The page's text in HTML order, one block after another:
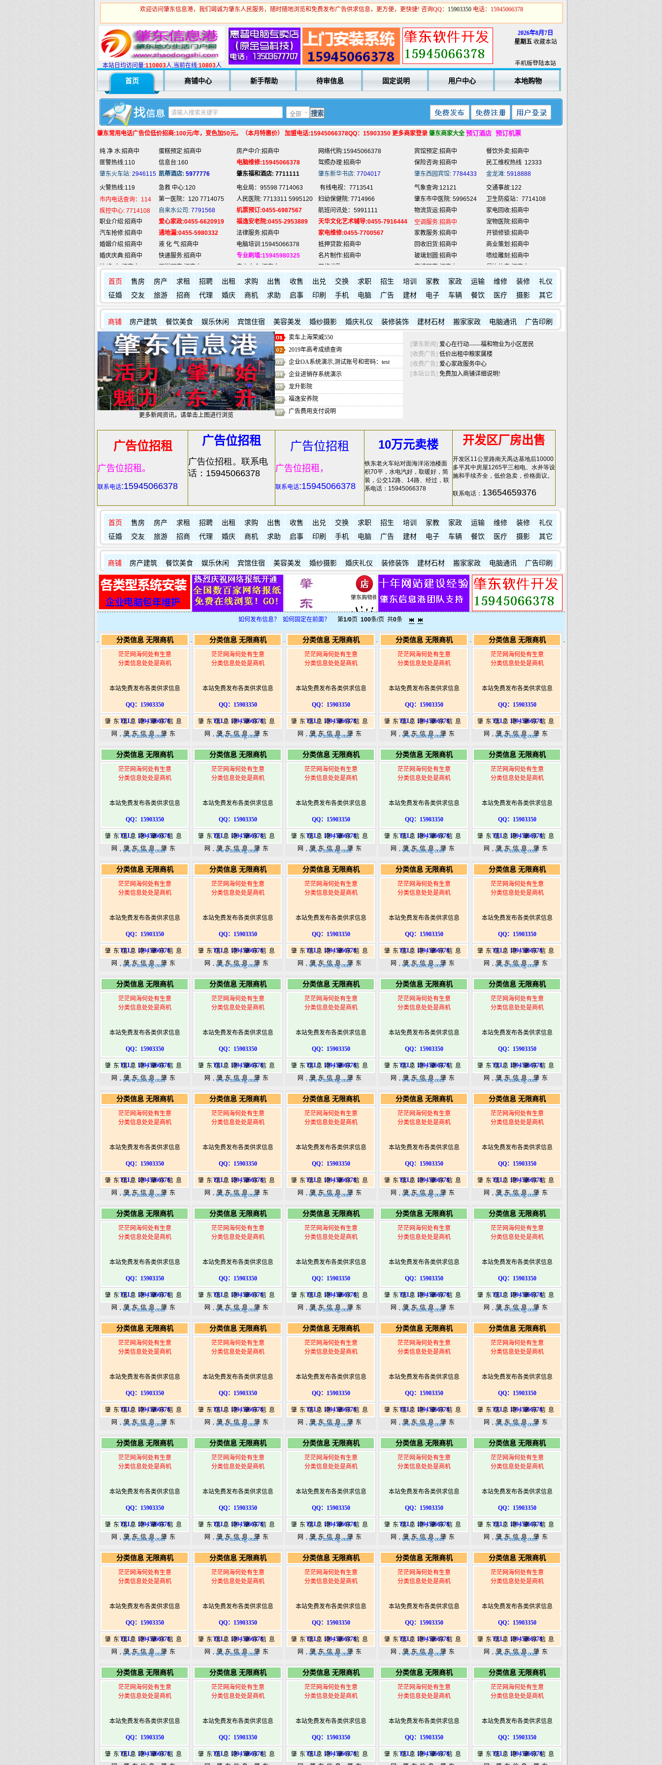
欢迎访问肇东信息港，我们竭诚为肇东人民服务，随时随地浏览和免费发布广告供求信息，更方便，更快捷! 咨询QQ： 15903350 电话：15945066378
本站日均访问量:110803人,当前在线:10803人
2026年8月7日
星期五 收藏本站
手机版登陆本站
首页 商铺中心 新手帮助 待审信息 固定说明 用户中心 本地购物
全部
肇东常用电话广告位低价招商:100元/年，变色加50元。（本月特惠价） 加盟电话:15945066378QQ：15903350 更多商家登录 肇东商家大全 预订酒店 预订机票
火警热线:119 急救 中心:120 电业局：95598 7714063 有线电视：7713541 气象查询:12121
交通事故:122
市内电话查询：114
第一医院：120 7714075 人民医院: 7713311 5995120 妇幼保健院: 7714966 肇东市中医院: 5996524
卫生防疫站：7714108
7714108 自来水公司:7791568 机票预订:0455-6987567 航班问讯处：5991111 物流货运:招商中
家电回收:招商中
职业介绍:招商中
爱心家政:0455-6620919
汽车抢修:招商中
通地漏:0455-5980332 法律服务:招商中 家教服务:招商中
开锁修锁:招商中
婚姻介绍:招商中
液 化 气:招商中 电脑培训:15945066378 抵押贷款:招商中 回收旧货:招商中
商业策划:招商中
婚庆庆典:招商中
快递服务:招商中 专业刷墙:15945980325 玻璃划圆:招商中
喷绘雕刻:招商中
匪警热线:110
信息台:160 电脑维修:15945066378 驾照办理:招商中 保险咨询:招商中 民工维权热线12333
肇东火车站:2946115 凯蒂酒店:5977776 肇东福和酒店: 7711111 肇东新华书店:7704017 肇东西园宾馆:7784433 金龙滩:5918888
火警热线:119
急救 中心:120 电业局：95598 7714063 有线电视：7713541 气象查询:12121
交通事故:122
市内电话查询：114
第一医院：120 7714075 人民医院: 7713311 5995120 妇幼保健院: 7714966 肇东市中医院: 5996524
卫生防疫站：7714108
疾控中心:7714108 自来水公司: 7791568 机票预订:0455-6987567 航班问讯处：5991111 物流货运:招商中
家电回收:招商中
职业介绍:招商中
爱心家政:0455-6620919 福逸安老院:0455-2953889 天华文化艺术辅导:0455-7916444 空调服务:招商中
宠物医院:招商中
汽车抢修:招商中
通地漏:0455-5980332 法律服务:招商中 家电维修:0455-7700567 家教服务:招商中
开锁修锁:招商中
婚姻介绍:招商中
液 化 气:招商中 电脑培训:15945066378 抵押贷款:招商中 回收旧货:招商中
商业策划:招商中
婚庆庆典:招商中
快递服务:招商中 专业刷墙:15945980325 名片制作:招商中 玻璃划圆:招商中
喷绘雕刻:招商中
纯 净 水:招商中
蛋糕预定:招商中 房产中介:招商中 网络代购:15945066378 宾馆预定:招商中
餐饮外卖:招商中
匪警热线:110
信息台:160 电脑维修:15945066378 驾照办理:招商中 保险咨询:招商中 民工维权热线12333
肇东火车站:2946115 凯蒂酒店:5977776 肇东福和酒店: 7711111 肇东新华书店: 7704017 肇东西园宾馆:7784433 金龙滩: 5918888
首页 售房 房产 求租 招聘 出租 求购 出售 收售 出兑 交换 求职 招生 培训 家教 家政 运输 维修 装修
礼仪
征婚
交友 旅游 招商 代理 婚庆 商机 求助 启事 印刷 手机 电脑 广告 建材 电子 车辆 餐饮 医疗 摄影 其它
商铺 房产建筑 餐饮美食 娱乐休闲 宾馆住宿 美容美发 婚纱摄影 婚庆礼仪 装修装饰 建材石材 搬家家政 电脑通讯
广告印刷
其它店铺
更多新闻资讯，请单击上图进行浏览
卖车上海荣威550
2019年高考成绩查询
企业OA系统演示,测试账号和密码：test
企业进销存系统演示
龙升影院
福逸安养院
广告费用支付说明
[肇东新闻] 爱心在行动——福和物业为小区居民发放蔬菜包
[收费广告] 低价出租中粮家属楼
[收费广告] 爱心家政服务中心
[本站公告] 免费加入商铺详细说明!
广告位招租
广告位招租。
联系电话:15945066378
广告位招租
广告位招租。联系电
话：15945066378
广告位招租
广告位招租，
联系电话:15945066378
10万元卖楼
铁东老火车站对面海洋浴池楼面
积70平，水电汽好，取暖好，简
装，公交12路、14路、经过，联
系电话：15945066378
开发区厂房出售
开发区11公里路南天禹达基地后10000
多平其中房屋1265平三相电、水井等设
施和手续齐全，低价急卖，价格面议。
联系电话： 13654659376
首页 售房 房产 求租 招聘 出租 求购 出售 收售 出兑 交换 求职 招生 培训 家教 家政 运输 维修 装修
礼仪
征婚
交友 旅游 招商 代理 婚庆 商机 求助 启事 印刷 手机 电脑 广告 建材 电子 车辆 餐饮 医疗 摄影 其它
商铺 房产建筑 餐饮美食 娱乐休闲 宾馆住宿 美容美发 婚纱摄影 婚庆礼仪 装修装饰 建材石材 搬家家政 电脑通讯
广告印刷
其它店铺
如何发布信息？ 如何固定在前面？ 第1/0页 100条/页 共0条
分类信息 无限商机
茫茫网海何处有生意
分类信息处处是商机
本站免费发布各类供求信息
QQ：15903350
TEL：15945066378
肇东信息港,肇东信息
网,肇东信息,肇东
港|www.zhaodongshi.com
www.zdsxxg.com
分类信息 无限商机
茫茫网海何处有生意
分类信息处处是商机
本站免费发布各类供求信息
QQ：15903350
TEL：15945066378
肇东信息港,肇东信息
网,肇东信息,肇东
港|www.zhaodongshi.com
www.zdsxxg.com
分类信息 无限商机
茫茫网海何处有生意
分类信息处处是商机
本站免费发布各类供求信息
QQ：15903350
TEL：15945066378
肇东信息港,肇东信息
网,肇东信息,肇东
港|www.zhaodongshi.com
www.zdsxxg.com
分类信息 无限商机
茫茫网海何处有生意
分类信息处处是商机
本站免费发布各类供求信息
QQ：15903350
TEL：15945066378
肇东信息港,肇东信息
网,肇东信息,肇东
港|www.zhaodongshi.com
www.zdsxxg.com
分类信息 无限商机
茫茫网海何处有生意
分类信息处处是商机
本站免费发布各类供求信息
QQ：15903350
TEL：15945066378
肇东信息港,肇东信息
网,肇东信息,肇东
港|www.zhaodongshi.com
www.zdsxxg.com
分类信息 无限商机
茫茫网海何处有生意
分类信息处处是商机
本站免费发布各类供求信息
QQ：15903350
TEL：15945066378
肇东信息港,肇东信息
网,肇东信息,肇东
港|www.zhaodongshi.com
www.zdsxxg.com
分类信息 无限商机
茫茫网海何处有生意
分类信息处处是商机
本站免费发布各类供求信息
QQ：15903350
TEL：15945066378
肇东信息港,肇东信息
网,肇东信息,肇东
港|www.zhaodongshi.com
www.zdsxxg.com
分类信息 无限商机
茫茫网海何处有生意
分类信息处处是商机
本站免费发布各类供求信息
QQ：15903350
TEL：15945066378
肇东信息港,肇东信息
网,肇东信息,肇东
港|www.zhaodongshi.com
www.zdsxxg.com
分类信息 无限商机
茫茫网海何处有生意
分类信息处处是商机
本站免费发布各类供求信息
QQ：15903350
TEL：15945066378
肇东信息港,肇东信息
网,肇东信息,肇东
港|www.zhaodongshi.com
www.zdsxxg.com
分类信息 无限商机
茫茫网海何处有生意
分类信息处处是商机
本站免费发布各类供求信息
QQ：15903350
TEL：15945066378
肇东信息港,肇东信息
网,肇东信息,肇东
港|www.zhaodongshi.com
www.zdsxxg.com
分类信息 无限商机
茫茫网海何处有生意
分类信息处处是商机
本站免费发布各类供求信息
QQ：15903350
TEL：15945066378
肇东信息港,肇东信息
网,肇东信息,肇东
港|www.zhaodongshi.com
www.zdsxxg.com
分类信息 无限商机
茫茫网海何处有生意
分类信息处处是商机
本站免费发布各类供求信息
QQ：15903350
TEL：15945066378
肇东信息港,肇东信息
网,肇东信息,肇东
港|www.zhaodongshi.com
www.zdsxxg.com
分类信息 无限商机
茫茫网海何处有生意
分类信息处处是商机
本站免费发布各类供求信息
QQ：15903350
TEL：15945066378
肇东信息港,肇东信息
网,肇东信息,肇东
港|www.zhaodongshi.com
www.zdsxxg.com
分类信息 无限商机
茫茫网海何处有生意
分类信息处处是商机
本站免费发布各类供求信息
QQ：15903350
TEL：15945066378
肇东信息港,肇东信息
网,肇东信息,肇东
港|www.zhaodongshi.com
www.zdsxxg.com
分类信息 无限商机
茫茫网海何处有生意
分类信息处处是商机
本站免费发布各类供求信息
QQ：15903350
TEL：15945066378
肇东信息港,肇东信息
网,肇东信息,肇东
港|www.zhaodongshi.com
www.zdsxxg.com
分类信息 无限商机
茫茫网海何处有生意
分类信息处处是商机
本站免费发布各类供求信息
QQ：15903350
TEL：15945066378
肇东信息港,肇东信息
网,肇东信息,肇东
港|www.zhaodongshi.com
www.zdsxxg.com
分类信息 无限商机
茫茫网海何处有生意
分类信息处处是商机
本站免费发布各类供求信息
QQ：15903350
TEL：15945066378
肇东信息港,肇东信息
网,肇东信息,肇东
港|www.zhaodongshi.com
www.zdsxxg.com
分类信息 无限商机
茫茫网海何处有生意
分类信息处处是商机
本站免费发布各类供求信息
QQ：15903350
TEL：15945066378
肇东信息港,肇东信息
网,肇东信息,肇东
港|www.zhaodongshi.com
www.zdsxxg.com
分类信息 无限商机
茫茫网海何处有生意
分类信息处处是商机
本站免费发布各类供求信息
QQ：15903350
TEL：15945066378
肇东信息港,肇东信息
网,肇东信息,肇东
港|www.zhaodongshi.com
www.zdsxxg.com
分类信息 无限商机
茫茫网海何处有生意
分类信息处处是商机
本站免费发布各类供求信息
QQ：15903350
TEL：15945066378
肇东信息港,肇东信息
网,肇东信息,肇东
港|www.zhaodongshi.com
www.zdsxxg.com
分类信息 无限商机
茫茫网海何处有生意
分类信息处处是商机
本站免费发布各类供求信息
QQ：15903350
TEL：15945066378
肇东信息港,肇东信息
网,肇东信息,肇东
港|www.zhaodongshi.com
www.zdsxxg.com
分类信息 无限商机
茫茫网海何处有生意
分类信息处处是商机
本站免费发布各类供求信息
QQ：15903350
TEL：15945066378
肇东信息港,肇东信息
网,肇东信息,肇东
港|www.zhaodongshi.com
www.zdsxxg.com
分类信息 无限商机
茫茫网海何处有生意
分类信息处处是商机
本站免费发布各类供求信息
QQ：15903350
TEL：15945066378
肇东信息港,肇东信息
网,肇东信息,肇东
港|www.zhaodongshi.com
www.zdsxxg.com
分类信息 无限商机
茫茫网海何处有生意
分类信息处处是商机
本站免费发布各类供求信息
QQ：15903350
TEL：15945066378
肇东信息港,肇东信息
网,肇东信息,肇东
港|www.zhaodongshi.com
www.zdsxxg.com
分类信息 无限商机
茫茫网海何处有生意
分类信息处处是商机
本站免费发布各类供求信息
QQ：15903350
TEL：15945066378
肇东信息港,肇东信息
网,肇东信息,肇东
港|www.zhaodongshi.com
www.zdsxxg.com
分类信息 无限商机
茫茫网海何处有生意
分类信息处处是商机
本站免费发布各类供求信息
QQ：15903350
TEL：15945066378
肇东信息港,肇东信息
网,肇东信息,肇东
港|www.zhaodongshi.com
www.zdsxxg.com
分类信息 无限商机
茫茫网海何处有生意
分类信息处处是商机
本站免费发布各类供求信息
QQ：15903350
TEL：15945066378
肇东信息港,肇东信息
网,肇东信息,肇东
港|www.zhaodongshi.com
www.zdsxxg.com
分类信息 无限商机
茫茫网海何处有生意
分类信息处处是商机
本站免费发布各类供求信息
QQ：15903350
TEL：15945066378
肇东信息港,肇东信息
网,肇东信息,肇东
港|www.zhaodongshi.com
www.zdsxxg.com
分类信息 无限商机
茫茫网海何处有生意
分类信息处处是商机
本站免费发布各类供求信息
QQ：15903350
TEL：15945066378
肇东信息港,肇东信息
网,肇东信息,肇东
港|www.zhaodongshi.com
www.zdsxxg.com
分类信息 无限商机
茫茫网海何处有生意
分类信息处处是商机
本站免费发布各类供求信息
QQ：15903350
TEL：15945066378
肇东信息港,肇东信息
网,肇东信息,肇东
港|www.zhaodongshi.com
www.zdsxxg.com
分类信息 无限商机
茫茫网海何处有生意
分类信息处处是商机
本站免费发布各类供求信息
QQ：15903350
TEL：15945066378
肇东信息港,肇东信息
网,肇东信息,肇东
港|www.zhaodongshi.com
www.zdsxxg.com
分类信息 无限商机
茫茫网海何处有生意
分类信息处处是商机
本站免费发布各类供求信息
QQ：15903350
TEL：15945066378
肇东信息港,肇东信息
网,肇东信息,肇东
港|www.zhaodongshi.com
www.zdsxxg.com
分类信息 无限商机
茫茫网海何处有生意
分类信息处处是商机
本站免费发布各类供求信息
QQ：15903350
TEL：15945066378
肇东信息港,肇东信息
网,肇东信息,肇东
港|www.zhaodongshi.com
www.zdsxxg.com
分类信息 无限商机
茫茫网海何处有生意
分类信息处处是商机
本站免费发布各类供求信息
QQ：15903350
TEL：15945066378
肇东信息港,肇东信息
网,肇东信息,肇东
港|www.zhaodongshi.com
www.zdsxxg.com
分类信息 无限商机
茫茫网海何处有生意
分类信息处处是商机
本站免费发布各类供求信息
QQ：15903350
TEL：15945066378
肇东信息港,肇东信息
网,肇东信息,肇东
港|www.zhaodongshi.com
www.zdsxxg.com
分类信息 无限商机
茫茫网海何处有生意
分类信息处处是商机
本站免费发布各类供求信息
QQ：15903350
TEL：15945066378
肇东信息港,肇东信息
网,肇东信息,肇东
港|www.zhaodongshi.com
www.zdsxxg.com
分类信息 无限商机
茫茫网海何处有生意
分类信息处处是商机
本站免费发布各类供求信息
QQ：15903350
TEL：15945066378
肇东信息港,肇东信息
网,肇东信息,肇东
港|www.zhaodongshi.com
www.zdsxxg.com
分类信息 无限商机
茫茫网海何处有生意
分类信息处处是商机
本站免费发布各类供求信息
QQ：15903350
TEL：15945066378
肇东信息港,肇东信息
网,肇东信息,肇东
港|www.zhaodongshi.com
www.zdsxxg.com
分类信息 无限商机
茫茫网海何处有生意
分类信息处处是商机
本站免费发布各类供求信息
QQ：15903350
TEL：15945066378
肇东信息港,肇东信息
网,肇东信息,肇东
港|www.zhaodongshi.com
www.zdsxxg.com
分类信息 无限商机
茫茫网海何处有生意
分类信息处处是商机
本站免费发布各类供求信息
QQ：15903350
TEL：15945066378
肇东信息港,肇东信息
网,肇东信息,肇东
港|www.zhaodongshi.com
www.zdsxxg.com
分类信息 无限商机
茫茫网海何处有生意
分类信息处处是商机
本站免费发布各类供求信息
QQ：15903350
TEL：15945066378
肇东信息港,肇东信息
网,肇东信息,肇东
港|www.zhaodongshi.com
www.zdsxxg.com
分类信息 无限商机
茫茫网海何处有生意
分类信息处处是商机
本站免费发布各类供求信息
QQ：15903350
TEL：15945066378
肇东信息港,肇东信息
网,肇东信息,肇东
港|www.zhaodongshi.com
www.zdsxxg.com
分类信息 无限商机
茫茫网海何处有生意
分类信息处处是商机
本站免费发布各类供求信息
QQ：15903350
TEL：15945066378
肇东信息港,肇东信息
网,肇东信息,肇东
港|www.zhaodongshi.com
www.zdsxxg.com
分类信息 无限商机
茫茫网海何处有生意
分类信息处处是商机
本站免费发布各类供求信息
QQ：15903350
TEL：15945066378
肇东信息港,肇东信息
网,肇东信息,肇东
港|www.zhaodongshi.com
www.zdsxxg.com
分类信息 无限商机
茫茫网海何处有生意
分类信息处处是商机
本站免费发布各类供求信息
QQ：15903350
TEL：15945066378
肇东信息港,肇东信息
网,肇东信息,肇东
港|www.zhaodongshi.com
www.zdsxxg.com
分类信息 无限商机
茫茫网海何处有生意
分类信息处处是商机
本站免费发布各类供求信息
QQ：15903350
TEL：15945066378
肇东信息港,肇东信息
分类信息 无限商机
茫茫网海何处有生意
分类信息处处是商机
本站免费发布各类供求信息
QQ：15903350
TEL：15945066378
肇东信息港,肇东信息
分类信息 无限商机
茫茫网海何处有生意
分类信息处处是商机
本站免费发布各类供求信息
QQ：15903350
TEL：15945066378
肇东信息港,肇东信息
分类信息 无限商机
茫茫网海何处有生意
分类信息处处是商机
本站免费发布各类供求信息
QQ：15903350
TEL：15945066378
肇东信息港,肇东信息
分类信息 无限商机
茫茫网海何处有生意
分类信息处处是商机
本站免费发布各类供求信息
QQ：15903350
TEL：15945066378
肇东信息港,肇东信息